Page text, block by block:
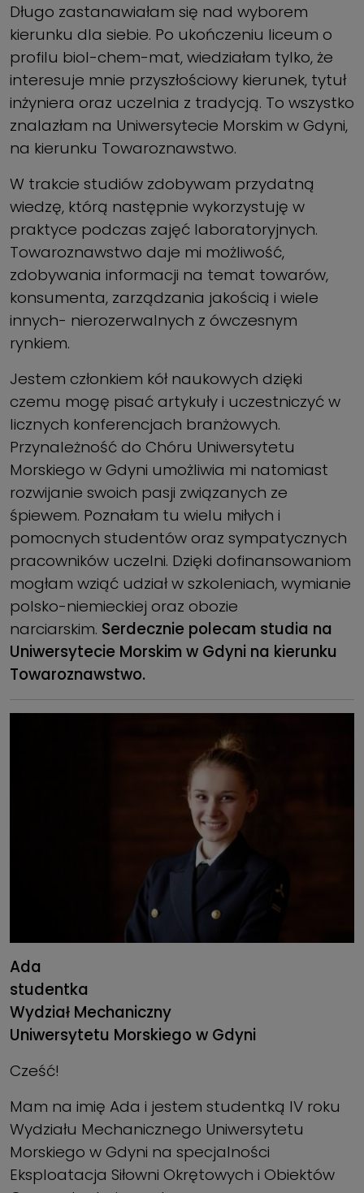
Długo zastanawiałam się nad wyborem
kierunku dla siebie. Po ukończeniu liceum o
profilu biol-chem-mat, wiedziałam tylko, że
interesuje mnie przyszłościowy kierunek, tytuł
inżyniera oraz uczelnia z tradycją. To wszystko
znalazłam na Uniwersytecie Morskim w Gdyni,
na kierunku Towaroznawstwo.
W trakcie studiów zdobywam przydatną
wiedzę, którą następnie wykorzystuję w
praktyce podczas zajęć laboratoryjnych.
Towaroznawstwo daje mi możliwość,
zdobywania informacji na temat towarów,
konsumenta, zarządzania jakością i wiele
innych- nierozerwalnych z ówczesnym
rynkiem.
Jestem członkiem kół naukowych dzięki
czemu mogę pisać artykuły i uczestniczyć w
licznych konferencjach branżowych.
Przynależność do Chóru Uniwersytetu
Morskiego w Gdyni umożliwia mi natomiast
rozwijanie swoich pasji związanych ze
śpiewem. Poznałam tu wielu miłych i
pomocnych studentów oraz sympatycznych
pracowników uczelni. Dzięki dofinansowaniom
mogłam wziąć udział w szkoleniach, wymianie
polsko-niemieckiej oraz obozie
narciarskim. Serdecznie polecam studia na
Uniwersytecie Morskim w Gdyni na kierunku
Towaroznawstwo.
Ada
studentka
Wydział Mechaniczny
Uniwersytetu Morskiego w Gdyni
Cześć!
Mam na imię Ada i jestem studentką IV roku
Wydziału Mechanicznego Uniwersytetu
Morskiego w Gdyni na specjalności
Eksploatacja Siłowni Okrętowych i Obiektów